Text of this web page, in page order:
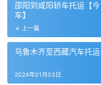
邵阳到咸阳轿车托运【
车】
上一篇
乌鲁木齐至西藏汽车托
2024年01月03日